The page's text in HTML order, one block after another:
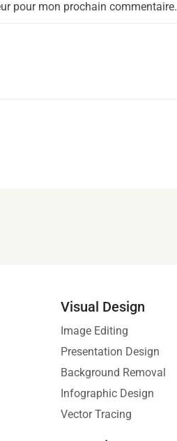
pour mon prochain commentaire.
Visual Design
Image Editing
Presentation Design
Background Removal
Infographic Design
Vector Tracing